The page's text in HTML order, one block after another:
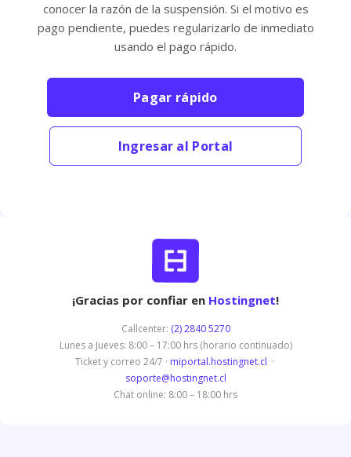
conocer la razón de la suspensión. Si el motivo es
pago pendiente, puedes regularizarlo de inmediato
usando el pago rápido.
Pagar rápido
Ingresar al Portal
¡Gracias por confiar en Hostingnet!
Callcenter: (2) 2840 5270
Lunes a Jueves: 8:00 – 17:00 hrs (horario continuado)
Ticket y correo 24/7 · miportal.hostingnet.cl ·
soporte@hostingnet.cl
Chat online: 8:00 – 18:00 hrs